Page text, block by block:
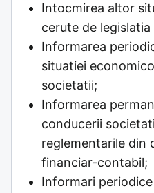
Intocmirea altor
cerute de
Informarea
situatiei
societatii;
Informarea
conducerii
reglementarile din
financiar-contabil;
Informari